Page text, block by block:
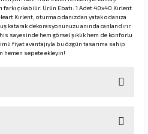
çıkabilir. Ürün Ebatı: 1 Adet 40x40 Kırlent
Kırlent, oturma odanızdan yatak odanıza
katarak dekorasyonunuzu anında canlandırır.
sayesinde hem görsel şıklık hem de konforlu
fiyat avantajıyla bu özgün tasarıma sahip
hemen sepete ekleyin!